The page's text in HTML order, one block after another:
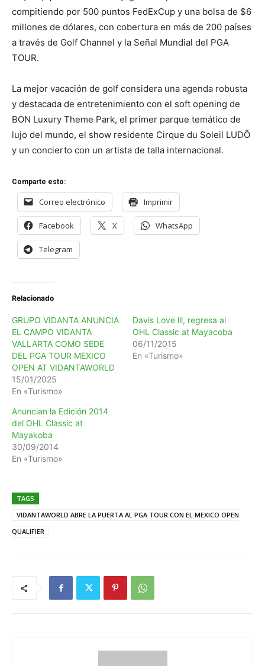
compitiendo por 500 puntos FedExCup y una bolsa de $6
millones de dólares, con cobertura en más de 200 países
a través de Golf Channel y la Señal Mundial del PGA
TOUR.
La mejor vacación de golf considera una agenda robusta
y destacada de entretenimiento con el soft opening de
BON Luxury Theme Park, el primer parque temático de
lujo del mundo, el show residente Cirque du Soleil LUDÕ
y un concierto con un artista de talla internacional.
Comparte esto:
Correo electrónico Imprimir
Facebook X WhatsApp
Telegram
Relacionado
GRUPO VIDANTA ANUNCIA
EL CAMPO VIDANTA
VALLARTA COMO SEDE
DEL PGA TOUR MEXICO
OPEN AT VIDANTAWORLD
15/01/2025
En «Turismo»
Davis Love lll, regresa al
OHL Classic at Mayacoba
06/11/2015
En «Turismo»
Anuncian la Edición 2014
del OHL Classic at
Mayakoba
30/09/2014
En «Turismo»
TAGS
VIDANTAWORLD ABRE LA PUERTA AL PGA TOUR CON EL MEXICO OPEN
QUALIFIER